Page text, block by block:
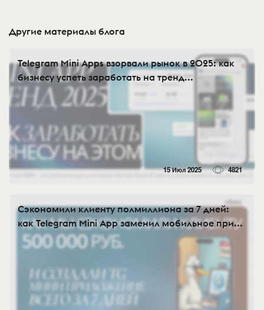
Другие материалы блога
Telegram Mini Apps взорвали рынок в 2025: как
бизнесу успеть заработать на тренд...
15 Июл 2025 4821
Сэкономили клиенту полмиллиона за 7 дней:
как Telegram Mini App заменил мобильное при...